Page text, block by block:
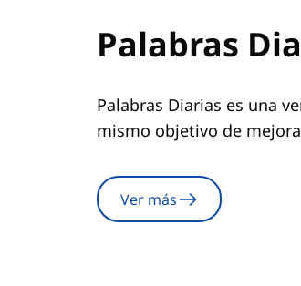
Palabras
Palabras Diarias es una
mismo objetivo de
Ver más